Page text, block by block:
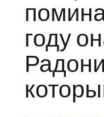
году